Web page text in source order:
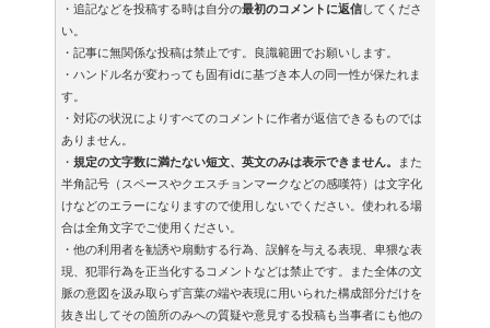
・追記などを投稿する時は自分の最初のコメントに返信してくださ
い。
・記事に無関係な投稿は禁止です。良識範囲でお願いします。
・ハンドル名が変わっても固有idに基づき本人の同一性が保たれま
す。
・対応の状況によりすべてのコメントに作者が返信できるものでは
ありません。
・ 規定の文字数に満たない短文、英文のみは表示できません。
また
半角記号（スペースやクエスチョンマークなどの感嘆符）は文字化
けなどのエラーになりますので使用しないでください。使われる場
合は全角文字でご使用ください。
・他の利用者を勧誘や扇動する行為、誤解を与える表現、卑猥な表
現、犯罪行為を正当化するコメントなどは禁止です。また全体の文
脈の意図を汲み取らず言葉の端や表現に用いられた構成部分だけを
抜き出してその箇所のみへの質疑や意見する投稿も当事者にも他の